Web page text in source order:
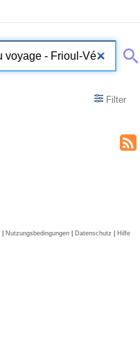
Filter
| Nutzungsbedingungen | Datenschutz | Hilfe